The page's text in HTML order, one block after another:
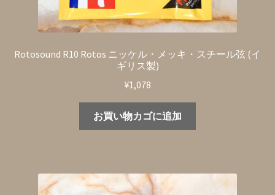
Rotosound R10 Rotos ニッケル・メッキ・スチール弦 (イ
ギリス製)
¥1,078
お買い物カゴに追加